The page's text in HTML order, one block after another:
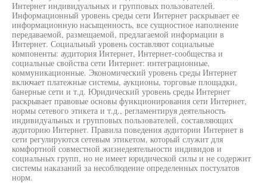
Интернет индивидуальных и групповых пользователей.
Информационный уровень среды сети Интернет раскрывает ее
информационную насыщенность, все сущностное наполнение
передаваемой, размещаемой, предлагаемой информации в
Интернет. Социальный уровень составляют социальные
компоненты: аудитория Интернет, Интернет-сообщества и
социальные свойства сети Интернет: интеграционные,
коммуникационные. Экономический уровень среды Интернет
включает платежные системы, аукционы, торговые площадки,
банерные сети и т.д. Юридический уровень среды Интернет
раскрывает правовые основы функционирования сети Интернет,
нормы сетевого этикета и т.д., регламентируя деятельность
индивидуальных и групповых пользователей, составляющих
аудиторию Интернет. Правила поведения аудитории Интернет в
сети регулируются сетевым этикетом, который служит для
комфортной совместной жизнедеятельности индивидов и
социальных групп, но не имеет юридической силы и не содержит
системы наказаний за несоблюдение определенных постулатов
норм.